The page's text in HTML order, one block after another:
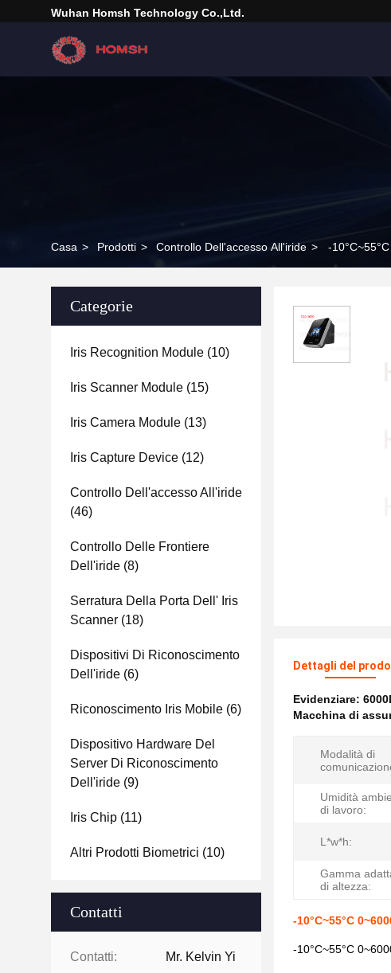
Wuhan Homsh Technology Co.,Ltd.
Casa > Prodotti > Controllo Dell'accesso All'iride > -
Categorie
Iris Recognition Module (10)
Iris Scanner Module (15)
Iris Camera Module (13)
Iris Capture Device (12)
Controllo Dell'accesso All'iride
(46)
Controllo Delle Frontiere
Dell'iride (8)
Serratura Della Porta Dell' Iris
Scanner (18)
Dispositivi Di Riconoscimento
Dell'iride (6)
Riconoscimento Iris Mobile (6)
Dispositivo Hardware Del
Server Di Riconoscimento
Dell'iride (9)
Iris Chip (11)
Altri Prodotti Biometrici (10)
Contatti
Contatti: Mr. Kelvin Yi
Dettagli del
Evidenziare:
Macchina di
Modalità di
Umidità
di lavoro:
L*w*h:
Gamma
di altezza:
-10°C~55°C
-10°C~55°C